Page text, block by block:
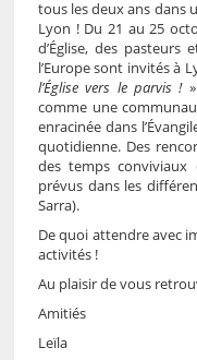
tous les deux ans dans
Lyon ! Du 21 au 25
d’Église, des pasteurs
l’Europe sont invités à
l’Église vers le parvis !
comme une
enracinée dans
quotidienne. Des
des temps
prévus dans les
Sarra).
De quoi attendre avec
activités !
Au plaisir de vous
Amitiés
Leïla